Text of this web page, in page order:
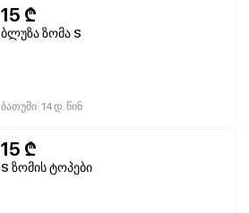
15 ₾
ბლუზა ზომა S
ბათუმი 14 დ. წინ
15 ₾
S ზომის ტოპები